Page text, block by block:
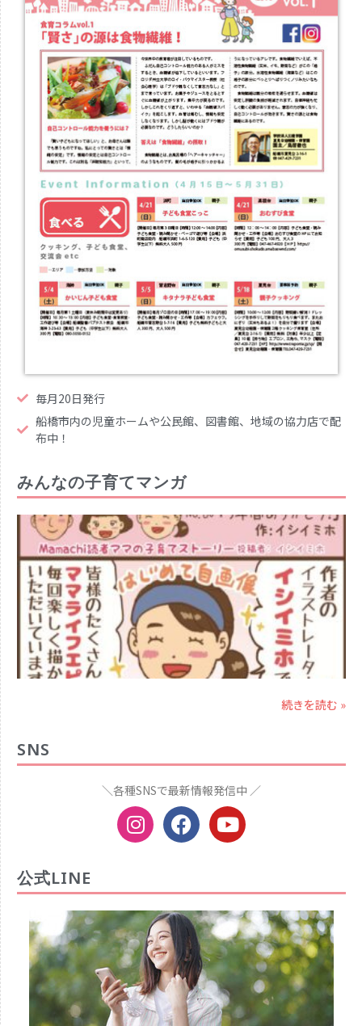
毎月20日発行
船橋市内の児童ホームや公民館、図書館、地域の協力店で配
布中！
みんなの子育てマンガ
続きを読む »
SNS
＼各種SNSで最新情報発信中 ／
公式LINE